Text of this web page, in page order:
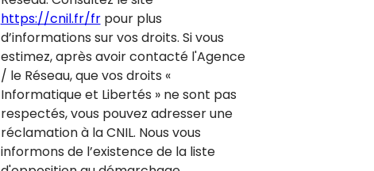
https://cnil.fr/frpour plus
d’informations sur vos droits. Si vous
estimez, après avoir contacté l'Agence
/ le Réseau, que vos droits «
Informatique et Libertés » ne sont pas
respectés, vous pouvez adresser une
réclamation à la CNIL. Nous vous
informons de l’existence de la liste